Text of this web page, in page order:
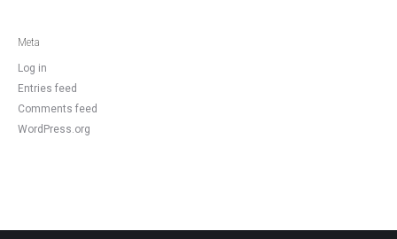
Meta
Log in
Entries feed
Comments feed
WordPress.org